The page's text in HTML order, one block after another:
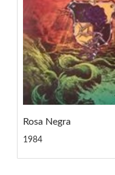
Rosa Negra
1984